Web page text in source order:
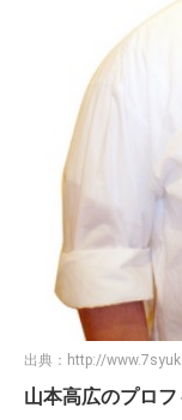
出典： http://
山本高広のプロ